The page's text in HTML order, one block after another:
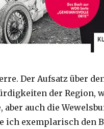
Der Aufsatz über
der Region,
aber auch die
ich exemplarisch den